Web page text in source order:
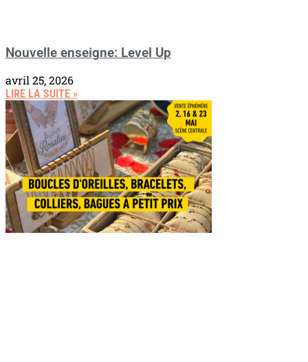
Nouvelle enseigne: Level Up
avril 25, 2026
LIRE LA SUITE »